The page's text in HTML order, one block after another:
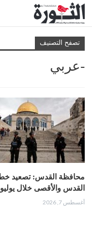
تصفح التصنيف
-عربي
محافظة القدس: تصعيد
القدس والأقصى خلال يوليو
أغسطس 7, 2026